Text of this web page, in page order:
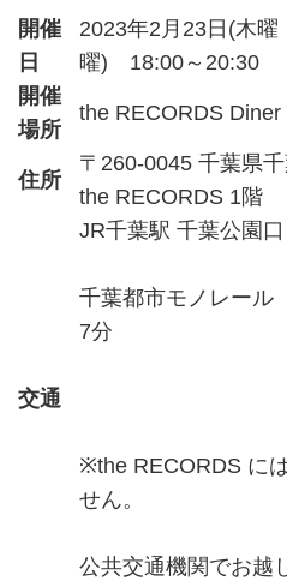
開催
日
2023年2月23日(木曜
曜) 18:00～20:30
開催
場所
the RECORDS Diner
住所
〒260-0045 千葉県
the RECORDS 1階
交通
JR千葉駅 千葉公園
千葉都市モノレール
7分
※the RECORDS に
せん。
公共交通機関でお越